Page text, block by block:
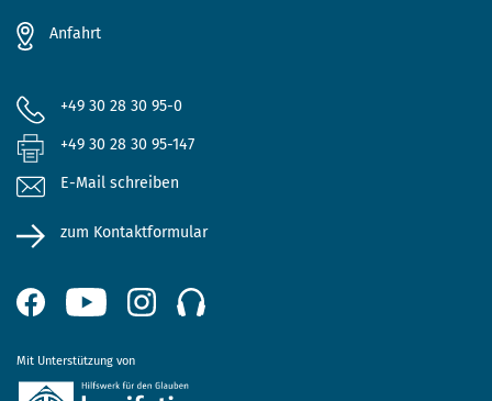
Anfahrt
+49 30 28 30 95-0
+49 30 28 30 95-147
E-Mail schreiben
zum Kontaktformular
Mit Unterstützung von